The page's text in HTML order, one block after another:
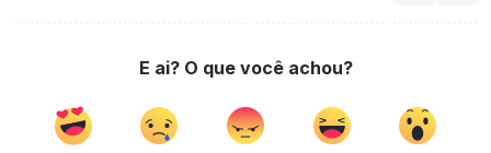
E ai? O que você achou?